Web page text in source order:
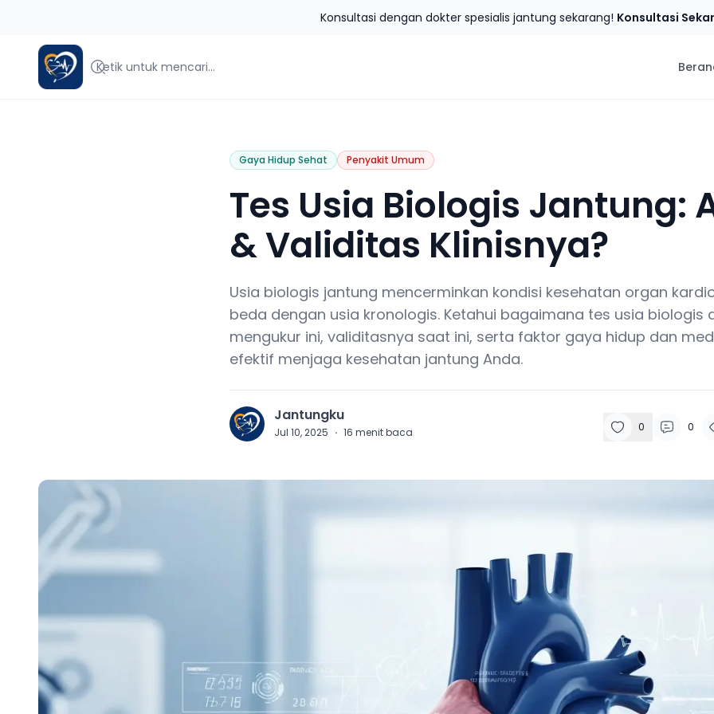
Konsultasi dengan dokter spesialis jantung sekarang! Konsultasi
Blog Jantungku
Gaya Hidup Sehat Penyakit Umum
Tes Usia Biologis Jantung:
& Validitas Klinisnya?
Usia biologis jantung mencerminkan kondisi kesehatan organ
beda dengan usia kronologis. Ketahui bagaimana tes usia biologis
mengukur ini, validitasnya saat ini, serta faktor gaya hidup dan
efektif menjaga kesehatan jantung Anda.
J Jantungku
Jul 10, 2025 · 16 menit baca 0 0